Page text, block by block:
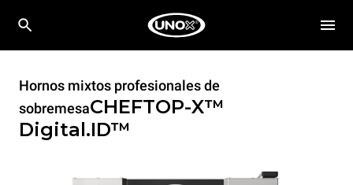
Hornos mixtos profesionales de
sobremesaCHEFTOP-X™
Digital.ID™